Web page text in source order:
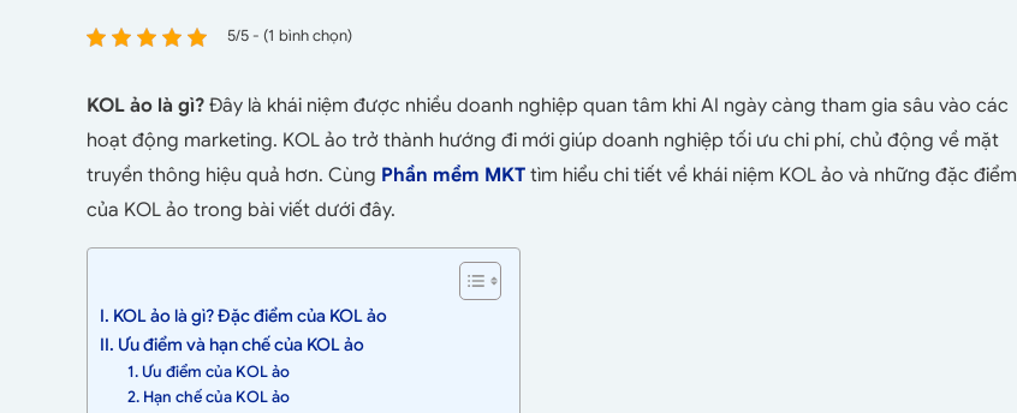
5/5 - (1 bình chọn)
KOL ảo là gì? Đây là khái niệm được nhiều doanh nghiệp quan tâm khi AI ngày càng tham gia sâu vào các
hoạt động marketing. KOL ảo trở thành hướng đi mới giúp doanh nghiệp tối ưu chi phí, chủ động về mặt
truyền thông hiệu quả hơn. Cùng Phần mềm MKT tìm hiểu chi tiết về khái niệm KOL ảo và những đặc điểm
của KOL ảo trong bài viết dưới đây.
I. KOL ảo là gì? Đặc điểm của KOL ảo
II. Ưu điểm và hạn chế của KOL ảo
1. Ưu điểm của KOL ảo
2. Hạn chế của KOL ảo